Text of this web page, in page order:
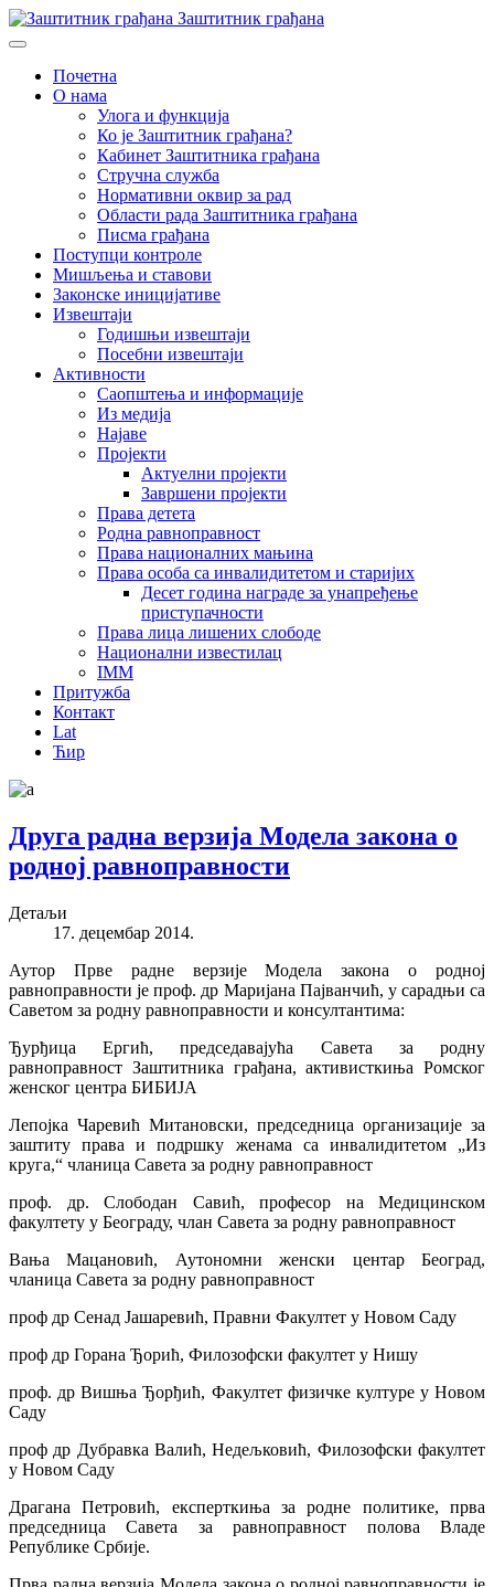
Заштитник грађана
Почетна
О нама
Улога и функција
Ко је Заштитник грађана?
Кабинет Заштитника грађана
Стручна служба
Нормативни оквир за рад
Области рада Заштитника грађана
Писма грађана
Поступци контроле
Мишљења и ставови
Законске иницијативе
Извештаји
Годишњи извештаји
Посебни извештаји
Активности
Саопштења и информације
Из медија
Најаве
Пројекти
Актуелни пројекти
Завршени пројекти
Права детета
Родна равноправност
Права националних мањина
Права особа са инвалидитетом и старијих
Десет година награде за унапређење
приступачности
Права лица лишених слободе
Национални известилац
IMM
Притужба
Контакт
Lat
Ћир
Друга радна верзија Модела закона о
родној равноправности
Детаљи
17. децембар 2014.
Аутор Прве радне верзије Модела закона o роднoj
равноправности је проф. др Маријана Пајванчић, у сарадњи са
Саветом за родну равноправности и консултантима:
Ђурђица Ергић, председавајућа Савета за родну
равноправност Заштитника грађана, активисткиња Ромског
женског центра БИБИЈА
Лепојка Чаревић Митановски, председница организације за
заштиту права и подршку женама са инвалидитетом „Из
круга,“ чланица Савета за родну равноправност
проф. др. Слободан Савић, професор на Медицинском
факултету у Београду, члан Савета за родну равноправност
Вања Мацановић, Аутономни женски центар Београд,
чланица Савета за родну равноправност
проф др Сенад Јашаревић, Правни Факултет у Новом Саду
проф др Горана Ђорић, Филозофски факултет у Нишу
проф. др Вишња Ђорђић, Факултет физичке културе у Новом
Саду
проф др Дубравка Валић, Недељковић, Филозофски факултет
у Новом Саду
Драгана Петровић, експерткиња за родне политике, прва
председница Савета за равноправност полова Владе
Републике Србије.